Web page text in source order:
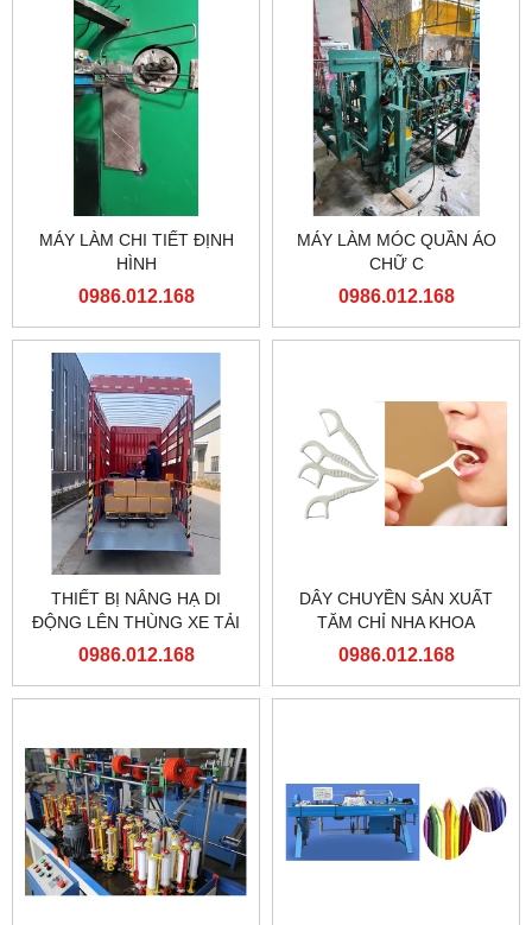
MÁY LÀM CHI TIẾT ĐỊNH
HÌNH
0986.012.168
MÁY LÀM MÓC QUẦN ÁO
CHỮ C
0986.012.168
THIẾT BỊ NÂNG HẠ DI
ĐỘNG LÊN THÙNG XE TẢI
0986.012.168
DÂY CHUYỀN SẢN XUẤT
TĂM CHỈ NHA KHOA
0986.012.168